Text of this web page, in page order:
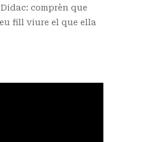
comprèn que
fill viure el que ella